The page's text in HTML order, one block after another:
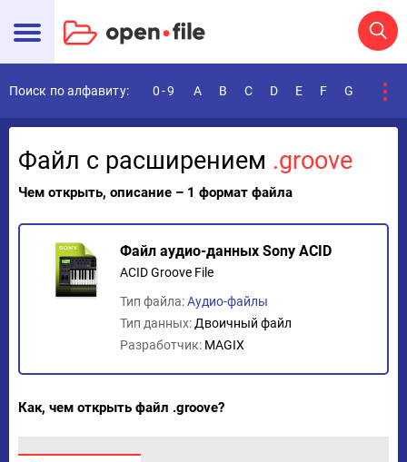
Поиск по алфавиту: 0-9 A B C D E F G
Файл с расширением .groove
Чем открыть, описание – 1 формат файла
Файл аудио-данных Sony ACID
ACID Groove File
Тип файла:Аудио-файлы
Тип данных: Двоичный файл
Разработчик: MAGIX
Как, чем открыть файл .groove?